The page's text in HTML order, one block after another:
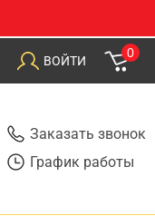
ВОЙТИ
0
Заказать звонок
График работы